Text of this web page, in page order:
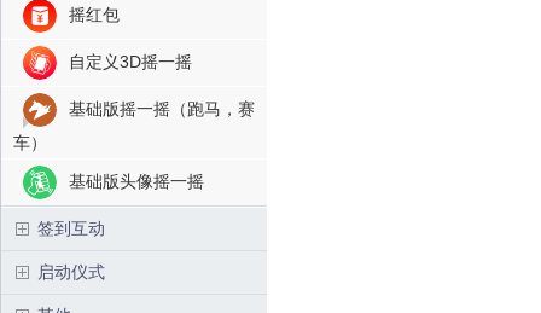
摇红包
自定义3D摇一摇
基础版摇一摇（跑马，赛
车）
基础版头像摇一摇
签到互动
启动仪式